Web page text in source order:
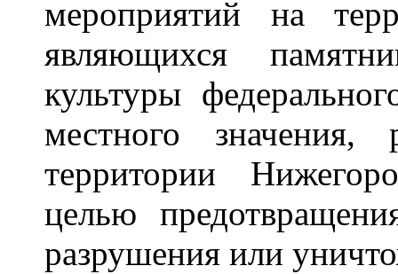
мероприятий на
являющихся
культуры
местного значения,
территории
целью
разрушения или